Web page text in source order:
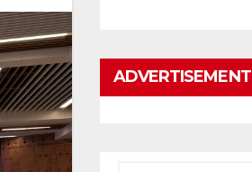
ADVERTISEMENT